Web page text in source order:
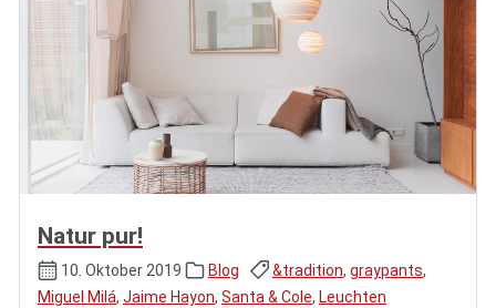
Natur pur!
10. Oktober 2019 Blog &tradition, graypants,
Miguel Milá, Jaime Hayon, Santa & Cole, Leuchten